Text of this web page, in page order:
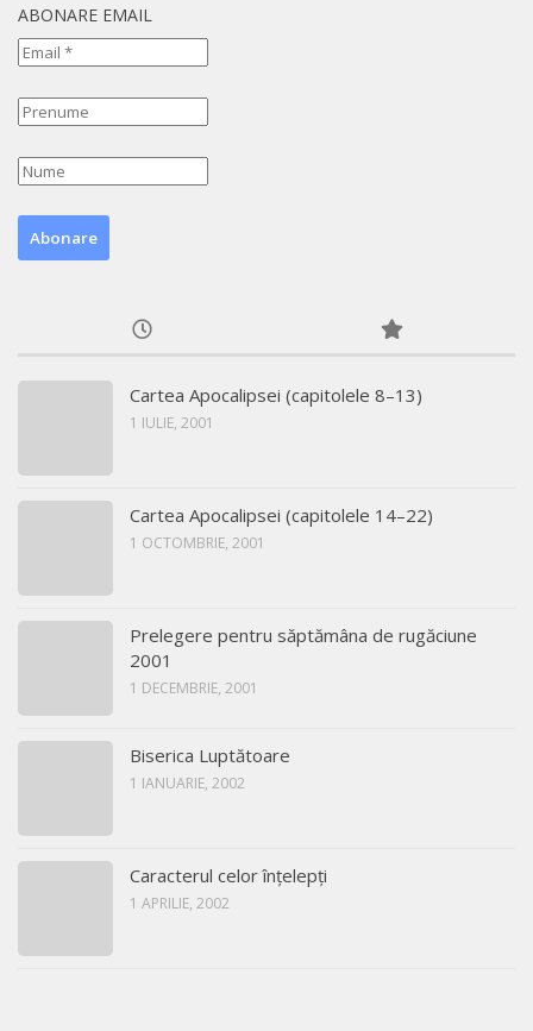
ABONARE EMAIL
Cartea Apocalipsei (capitolele 8–13)
1 IULIE, 2001
Cartea Apocalipsei (capitolele 14–22)
1 OCTOMBRIE, 2001
Prelegere pentru săptămâna de rugăciune
2001
1 DECEMBRIE, 2001
Biserica Luptătoare
1 IANUARIE, 2002
Caracterul celor înţelepţi
1 APRILIE, 2002